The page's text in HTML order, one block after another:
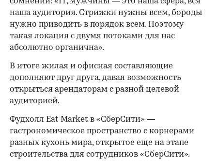
наша аудитория. Стрижки нужны всем, бороды
нужно приводить в порядок всем. Поэтому
такая локация с двумя потоками для нас
абсолютно органична».
В итоге жилая и офисная составляющие
дополняют друг друга, давая возможность
открыться арендаторам с разной целевой
аудиторией.
Фудхолл Eat Market в «СберСити» —
гастрономическое пространство с корнерами
разных кухонь мира, открытое еще на этапе
строительства для сотрудников «СберСити».